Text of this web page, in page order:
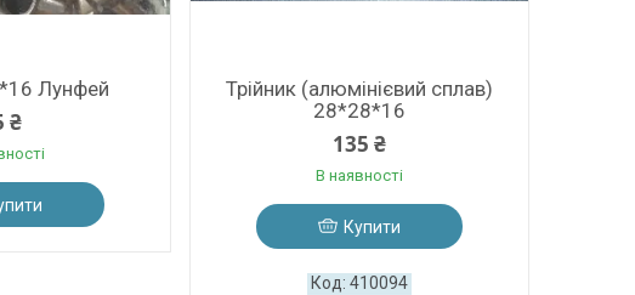
Лунфей
₴
Трійник (алюмінієвий сплав)
28*28*16
135 ₴
В наявності
Купити
410094